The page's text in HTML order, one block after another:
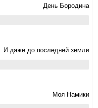
День Бородина
И даже до последней земли
Моя Намики